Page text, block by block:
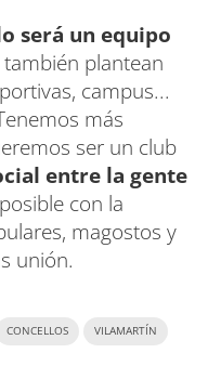
será un equipo
plantean
campus...
más
ser un club
entre la gente
con la
magostos y
unión.
CONCELLOS VILAMARTÍN